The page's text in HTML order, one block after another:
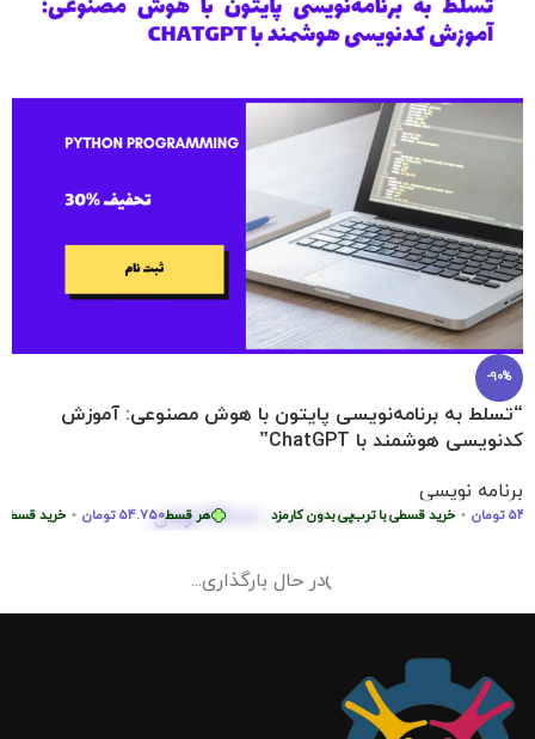
هر قسط54.750تومان • خرید قسطی با تومان • خرید قسطی با ترب‌پی بدون کارمزد
-90%
“تسلط به برنامه‌نویسی پایتون با هوش مصنوعی: آموزش
کدنویسی هوشمند با ChatGPT”
برنامه نویسی
2.290.000 تومان 219.000 تومان
در حال بارگذاری...